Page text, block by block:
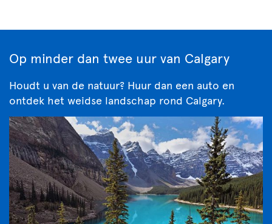
Op minder dan twee uur van Calgary
Houdt u van de natuur? Huur dan een auto en
ontdek het weidse landschap rond Calgary.